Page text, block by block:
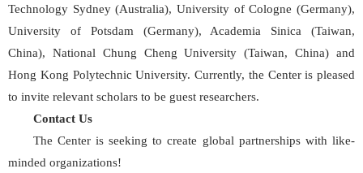
Technology Sydney (Australia), University of Cologne (Germany),
University of Potsdam (Germany), Academia Sinica (Taiwan,
China), National Chung Cheng University (Taiwan, China) and
Hong Kong Polytechnic University. Currently, the Center is pleased
to invite relevant scholars to be guest researchers.
Contact Us
The Center is seeking to create global partnerships with like-
minded organizations!